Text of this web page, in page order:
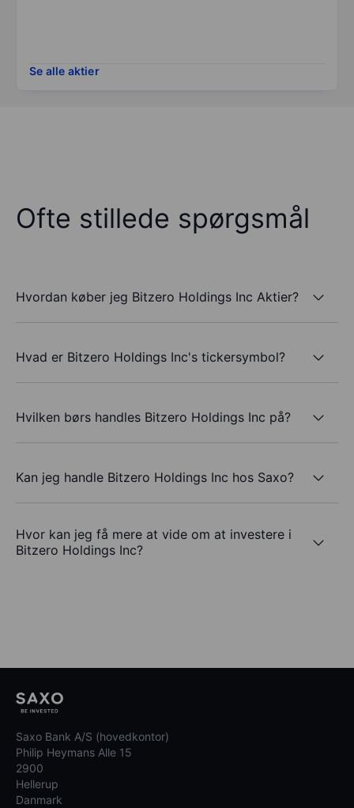
Se alle aktier
Ofte stillede spørgsmål
Hvordan køber jeg Bitzero Holdings Inc Aktier?
Hvad er Bitzero Holdings Inc's tickersymbol?
Hvilken børs handles Bitzero Holdings Inc på?
Kan jeg handle Bitzero Holdings Inc hos Saxo?
Hvor kan jeg få mere at vide om at investere i
Bitzero Holdings Inc?
Saxo Bank A/S (hovedkontor)
Philip Heymans Alle 15
2900
Hellerup
Danmark